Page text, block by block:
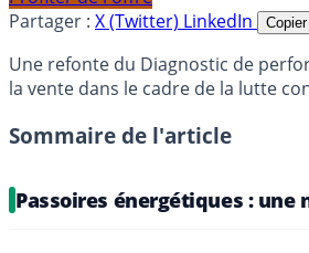
Partager : X (Twitter) LinkedIn
Une refonte du Diagnostic de
la vente dans le cadre de la lutte
Sommaire de l'article
Passoires énergétiques :